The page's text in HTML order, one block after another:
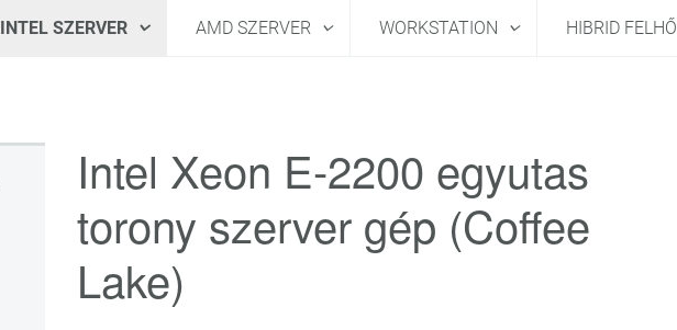
INTEL SZERVER AMD SZERVER WORKSTATION HIBRID FELHŐ
Intel Xeon E-2200 egyutas
torony szerver gép (Coffee
Lake)